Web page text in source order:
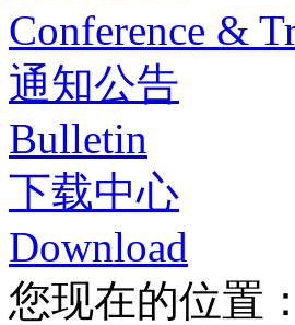
Conference &
通知公告
Bulletin
下载中心
Download
您现在的位置：